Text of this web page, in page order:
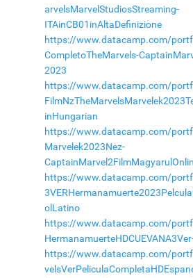
arvelsMarvelStudiosStreaming-
ITAinCB01inAltaDefinizione
https://www.datacamp.com/
CompletoTheMarvels-
2023
https://www.datacamp.com/
inHungarian
https://www.datacamp.com/
Marvelek2023Nez-
https://www.datacamp.com/
olLatino
https://www.datacamp.com/
https://www.datacamp.com/